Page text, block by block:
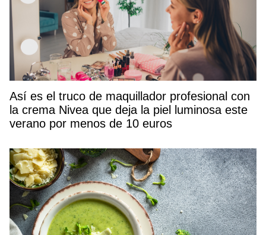
Así es el truco de maquillador profesional con
la crema Nivea que deja la piel luminosa este
verano por menos de 10 euros